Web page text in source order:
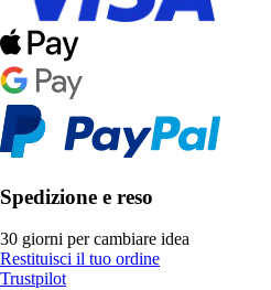
Spedizione e reso
30 giorni per cambiare idea
Restituisci il tuo ordine
Trustpilot